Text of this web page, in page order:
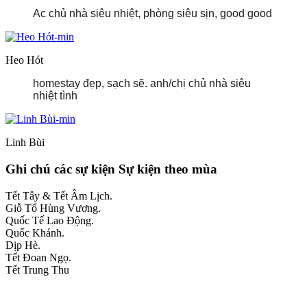
Ac chủ nhà siêu nhiệt, phòng siêu sịn, good good
Heo Hót
homestay đẹp, sạch sẽ. anh/chị chủ nhà siêu
nhiệt tình
Linh Bùi
Ghi chú các sự kiện Sự kiện theo mùa
Tết Tây & Tết Âm Lịch.
Giỗ Tổ Hùng Vương.
Quốc Tế Lao Động.
Quốc Khánh.
Dịp Hè.
Tết Đoan Ngọ.
Tết Trung Thu